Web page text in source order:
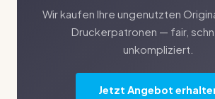
Wir kaufen Ihre ungenutzten
Druckerpatronen — fair,
unkompliziert.
Jetzt Angebot